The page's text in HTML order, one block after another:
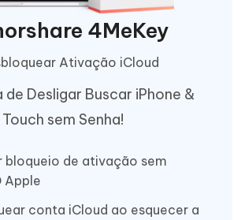
4MeKey
Ativação iCloud
de Desligar Buscar iPhone &
sem Senha!
bloqueio de ativação sem
Apple
conta iCloud ao esquecer a